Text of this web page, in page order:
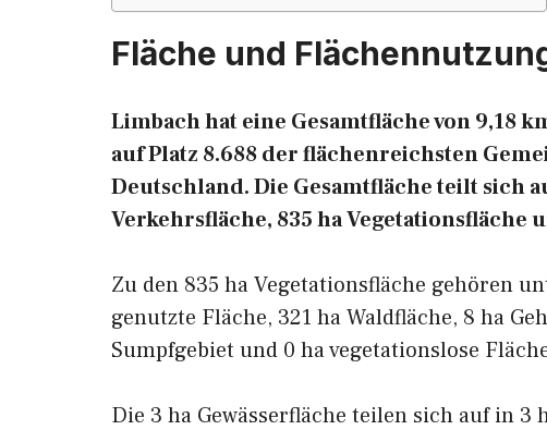
Fläche und
Limbach hat eine Gesamtfläche von 9,18
auf Platz 8.688 der flächenreichsten
Deutschland. Die Gesamtfläche teilt sich
Verkehrsfläche, 835 ha Vegetationsfläche
Zu den 835 ha Vegetationsfläche gehören
genutzte Fläche, 321 ha Waldfläche, 8 ha
Sumpfgebiet und 0 ha vegetationslose
Die 3 ha Gewässerfläche teilen sich auf in 3